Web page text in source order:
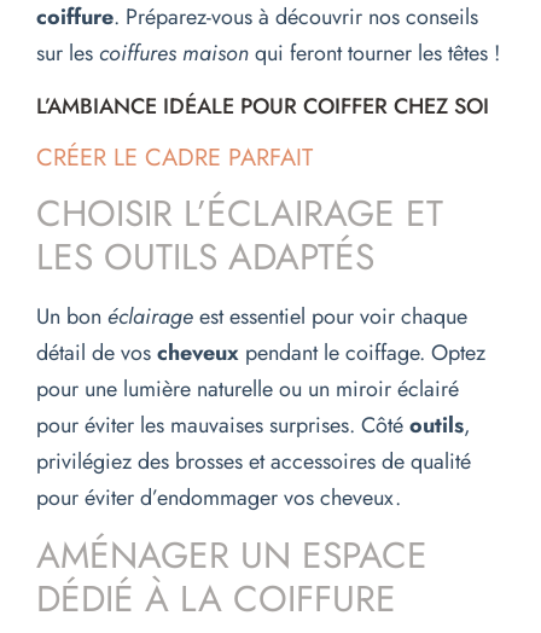
coiffure. Préparez-vous à découvrir nos conseils
sur lescoiffures maisonqui feront tourner les têtes !
L’AMBIANCE IDÉALE POUR COIFFER CHEZ SOI
CRÉER LE CADRE PARFAIT
CHOISIR L’ÉCLAIRAGE ET
LES OUTILS ADAPTÉS
Un bon éclairageest essentiel pour voir chaque
détail de voscheveux pendant le coiffage. Optez
pour une lumière naturelle ou un miroir éclairé
pour éviter les mauvaises surprises. Côtéoutils,
privilégiez des brosses et accessoires de qualité
pour éviter d’endommager vos cheveux.
AMÉNAGER UN ESPACE
DÉDIÉ À LA COIFFURE